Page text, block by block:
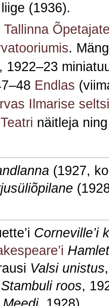
liige (1936).
Tallinna
.
, 1922–23
Endlas
Ilmarise seltsi
näitleja
(1927,
Corneville’i
Hamlet
Valsi unistus
Stambuli roos,